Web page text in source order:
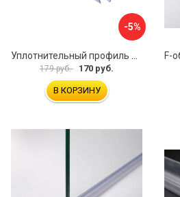
-5%
179 руб. 170 руб.
В КОРЗИНУ